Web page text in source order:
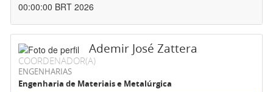
00:00:00 BRT 2026
Ademir José Zattera
COORDENADOR(A)
ENGENHARIAS
Engenharia de Materiais e Metalúrgica